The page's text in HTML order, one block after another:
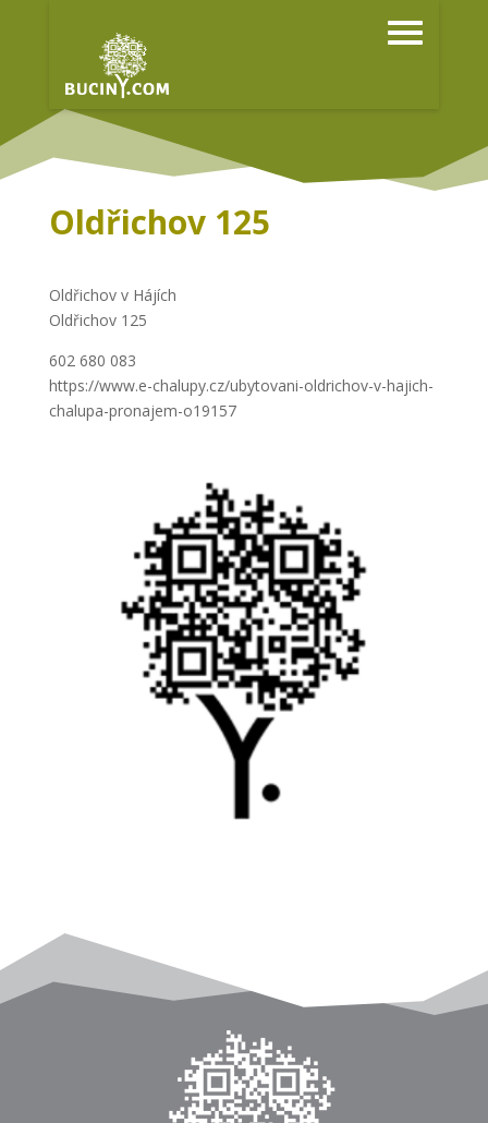
Oldřichov 125
Oldřichov v Hájích
Oldřichov 125
602 680 083
https://www.e-chalupy.cz/ubytovani-oldrichov-v-hajich-
chalupa-pronajem-o19157